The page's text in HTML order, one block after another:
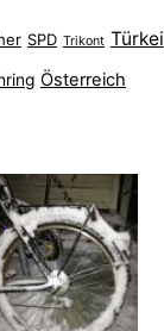
SPD Trikont Türkei
Österreich